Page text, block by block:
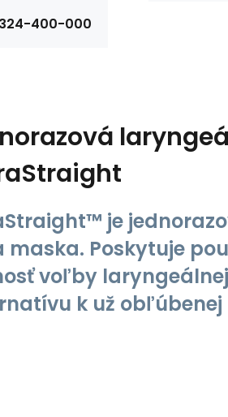
324-400-000
je
maska. Poskytuje
voľby
k už obľúbenej